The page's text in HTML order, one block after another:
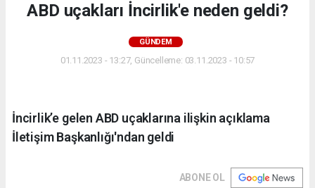
ABD uçakları İncirlik'e neden geldi?
GÜNDEM
01.11.2023 - 13:27, Güncelleme: 03.11.2023 - 10:57
İncirlik’e gelen ABD uçaklarına ilişkin açıklama
İletişim Başkanlığı'ndan geldi
ABONE OL